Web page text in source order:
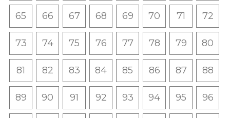
65 66 67 68 69 70 71 72
73 74 75 76 77 78 79 80
81 82 83 84 85 86 87 88
89 90 91 92 93 94 95 96